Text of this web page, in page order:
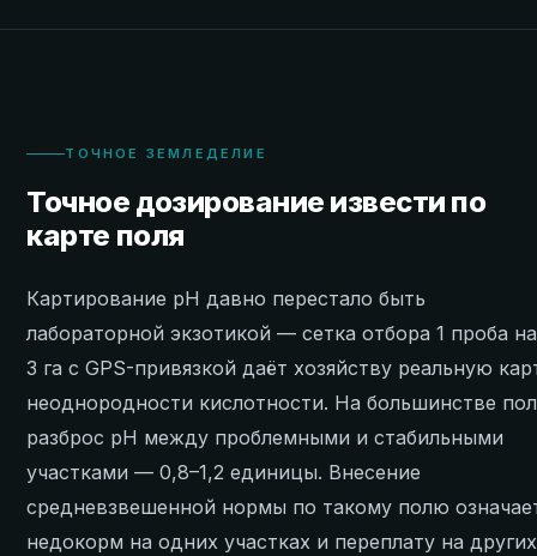
ТОЧНОЕ ЗЕМЛЕДЕЛИЕ
Точное дозирование извести по
карте поля
Картирование pH давно перестало быть
лабораторной экзотикой — сетка отбора 1 проба
3 га с GPS-привязкой даёт хозяйству реальную
неоднородности кислотности. На большинстве
разброс pH между проблемными и стабильными
участками — 0,8–1,2 единицы. Внесение
средневзвешенной нормы по такому полю
недокорм на одних участках и переплату на